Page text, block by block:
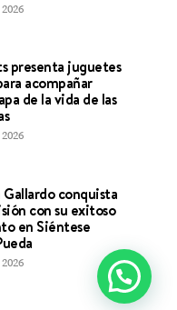
presenta juguetes
acompañar
de la vida de las
conquista
con su exitoso
en Siéntese